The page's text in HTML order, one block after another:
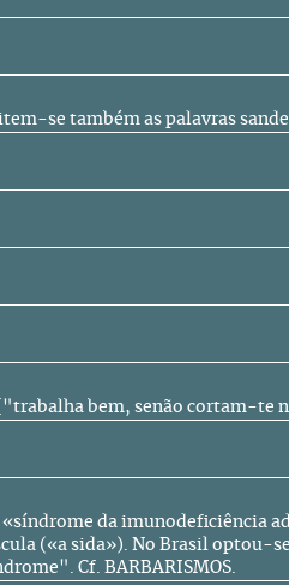
se também as palavras sande
["trabalha bem, senão cortam-
da imunodeficiência
(«a sida»). No Brasil optou-
Cf. BARBARISMOS.